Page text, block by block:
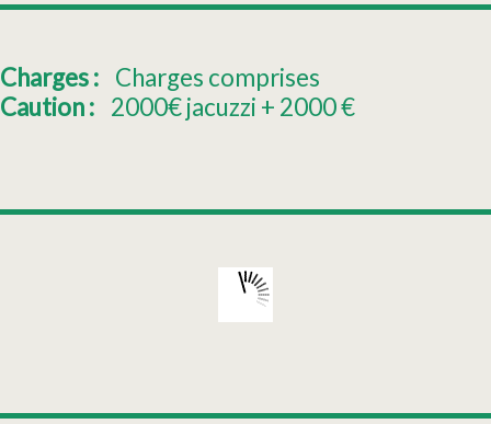
Charges : Charges comprises
Caution : 2000€ jacuzzi + 2000€